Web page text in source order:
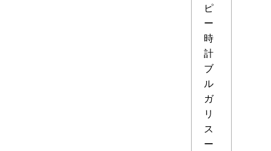
ピ
ー
時
計
ブ
ル
ガ
リ
ス
ー